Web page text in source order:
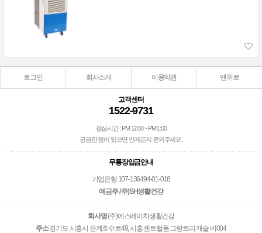
로그인 회사소개 이용약관 맨위로
고객센터
1522-9731
점심시간 : PM 12:00 ~ PM 1:00
궁금한 점이 있으면 언제든지 문의주세요.
무통장입금안내
기업은행 107-136494-01-018
예금주 / 주)SH생활건강
회사명(주)에스에이치생활건강
주소경기도 시흥시 은계호수로49, 시흥 센트럴돔 그랑트리 캐슬 비004